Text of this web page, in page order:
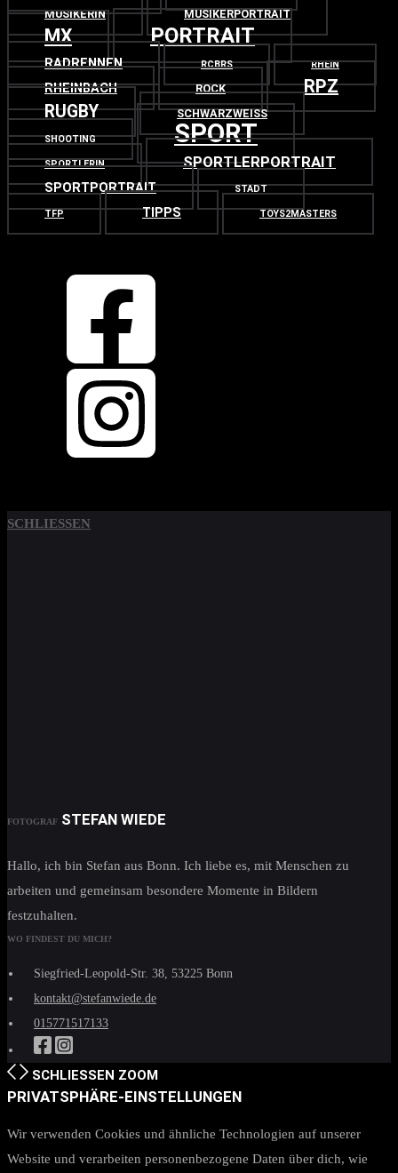
MUSIKERIN MUSIKERPORTRAIT
MX PORTRAIT
RADRENNEN RCBRS RHEIN
RHEINBACH ROCK RPZ
RUGBY SCHWARZWEISS
SHOOTING SPORT
SPORTLERIN SPORTLERPORTRAIT
SPORTPORTRAIT STADT
TFP TIPPS TOYS2MASTERS
OBEN
SCHLIESSEN
FOTOGRAF STEFAN WIEDE
Hallo, ich bin Stefan aus Bonn. Ich liebe es, mit Menschen zu
arbeiten und gemeinsam besondere Momente in Bildern
festzuhalten.
WO FINDEST DU MICH?
Siegfried-Leopold-Str. 38, 53225 Bonn
kontakt@stefanwiede.de
015771517133
SCHLIESSEN ZOOM
PRIVATSPHÄRE-EINSTELLUNGEN
Wir verwenden Cookies und ähnliche Technologien auf unserer
Website und verarbeiten personenbezogene Daten über dich, wie